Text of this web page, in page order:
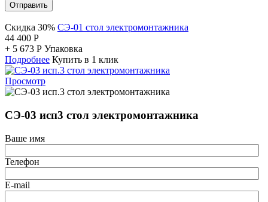
Отправить
Скидка 30% СЭ-01 стол электромонтажника
44 400 Р
+ 5 673 Р Упаковка
Подробнее Купить в 1 клик
Просмотр
СЭ-03 исп3 стол электромонтажника
Ваше имя
Телефон
E-mail